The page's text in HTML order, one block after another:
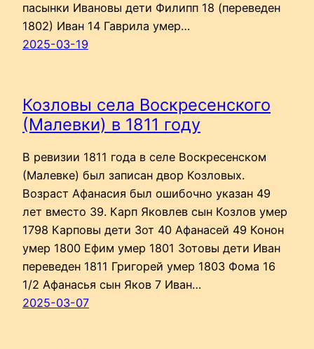
пасынки Ивановы дети Филипп 18 (переведен
1802) Иван 14 Гаврила умер…
2025-03-19
Козловы села Воскресенского
(Малевки) в 1811 году
В ревизии 1811 года в селе Воскресенском
(Малевке) был записан двор Козловых.
Возраст Афанасия был ошибочно указан 49
лет вместо 39. Карп Яковлев сын Козлов умер
1798 Карповы дети Зот 40 Афанасей 49 Конон
умер 1800 Ефим умер 1801 Зотовы дети Иван
переведен 1811 Григорей умер 1803 Фома 16
1/2 Афанасья сын Яков 7 Иван…
2025-03-07